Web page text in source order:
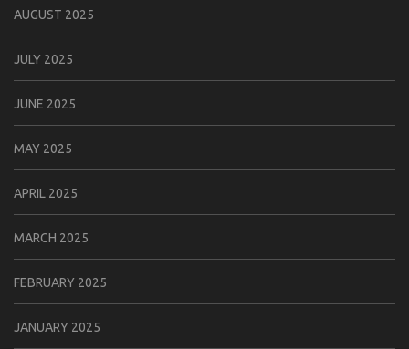
AUGUST 2025
JULY 2025
JUNE 2025
MAY 2025
APRIL 2025
MARCH 2025
FEBRUARY 2025
JANUARY 2025